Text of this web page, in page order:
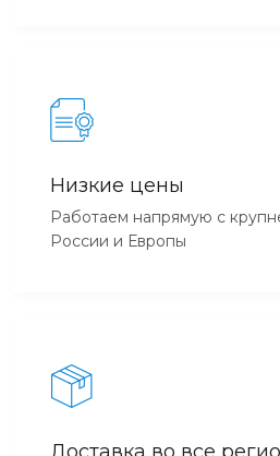
Низкие цены
Работаем напрямую с
России и Европы